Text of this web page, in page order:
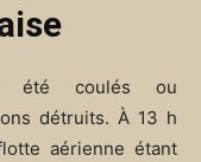
été coulés ou
détruits. À 13 h
aérienne étant